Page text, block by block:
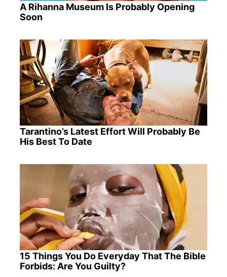
A Rihanna Museum Is Probably Opening
Soon
Tarantino’s Latest Effort Will Probably Be
His Best To Date
15 Things You Do Everyday That The Bible
Forbids: Are You Guilty?